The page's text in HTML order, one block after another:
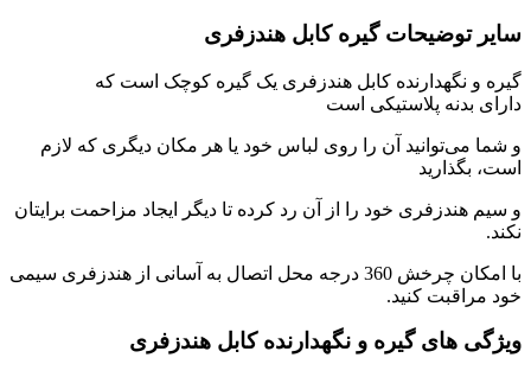
سایر توضیحات گیره کابل هندزفری
گیره و نگهدارنده کابل هندزفری یک گیره کوچک است که
دارای بدنه‌ پلاستیکی است
و شما می‌توانید آن را روی لباس خود یا هر مکان دیگری که لازم
است، بگذارید
و سیم هندزفری خود را از آن رد کرده تا دیگر ایجاد مزاحمت برایتان
نکند.
با امکان چرخش 360 درجه محل اتصال به آسانی از هندزفری سیمی
خود مراقبت کنید.
ویژگی های گیره و نگهدارنده کابل هندزفری